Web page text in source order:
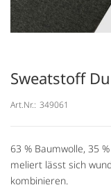
Sweatstoff
Art.Nr.: 349061
63 % Baumwolle, 35
meliert lässt sich
kombinieren.